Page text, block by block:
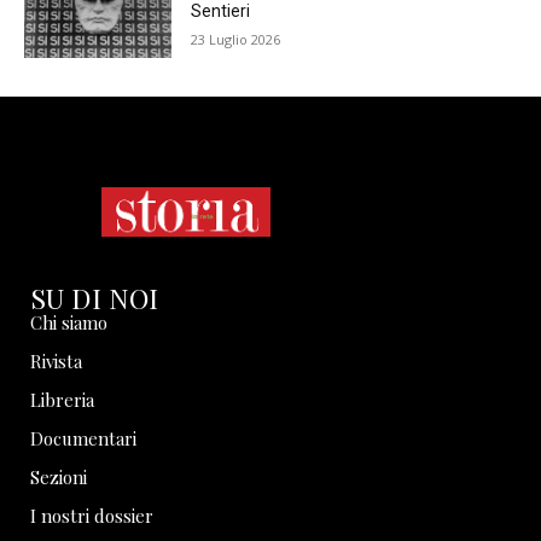
Sentieri
23 Luglio 2026
SU DI NOI
Chi siamo
Rivista
Libreria
Documentari
Sezioni
I nostri dossier